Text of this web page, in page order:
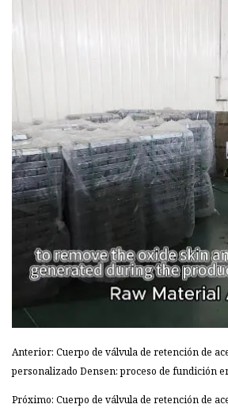
Anterior: Cuerpo de válvula de retención de
personalizado Densen: proceso de fundición
Próximo: Cuerpo de válvula de retención de